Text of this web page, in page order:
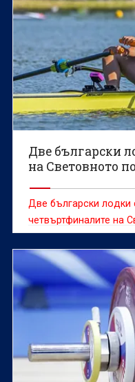
Две български
на Световното
Две български лодки
четвъртфиналите на
гребане за мъже и
провежда в Пловдив.